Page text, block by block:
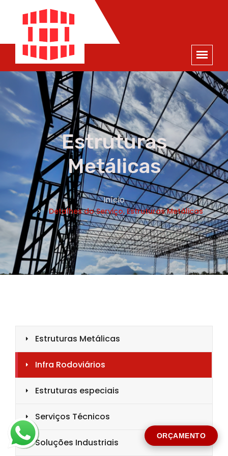
ORÇAMENTO
×
ORÇAMENTO
NOME *
E-MAIL *
TELEFONE *
CIDADE *
MENSAGEM *
Solicitar Orçamento